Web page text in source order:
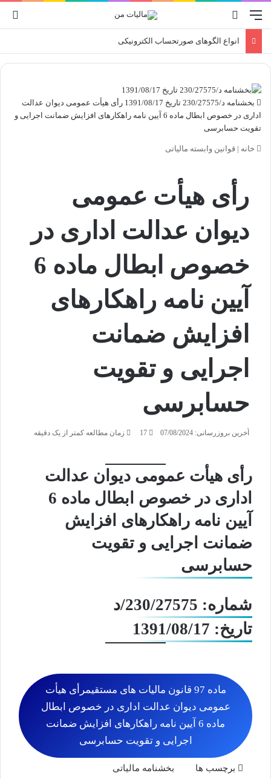
منو
انواع الگوهای صورتحساب الکترونیکی
بخشنامه د/230/27575 تاریخ 1391/08/17 رأی هیأت عمومی دیوان عدالت
اداری در خصوص ابطال ماده 6 آیین نامه راهکارهای افزایش ضمانت اجرایی و
تقویت حسابرسی
خانه | قوانین وابسته مالیاتی
رأی هیأت عمومی
دیوان عدالت اداری در
خصوص ابطال ماده 6
آیین نامه راهکارهای
افزایش ضمانت
اجرایی و تقویت
حسابرسی
آخرین بروزرسانی: 07/08/2024 17 زمان مطالعه کمتر از یک دقیقه
رأی هیأت عمومی دیوان عدالت
اداری در خصوص ابطال ماده 6
آیین نامه راهکارهای افزایش
ضمانت اجرایی و تقویت
حسابرسی
شماره: 230/27575/د
تاریخ: 1391/08/17
ماده 97 قانون مالیات های مستقیمرأی هیأت
عمومی دیوان عدالت اداری در خصوص ابطال
ماده 6 آیین نامه راهکارهای افزایش ضمانت
اجرایی و تقویت حسابرسی
برچسب ها
بخشنامه مالیاتی